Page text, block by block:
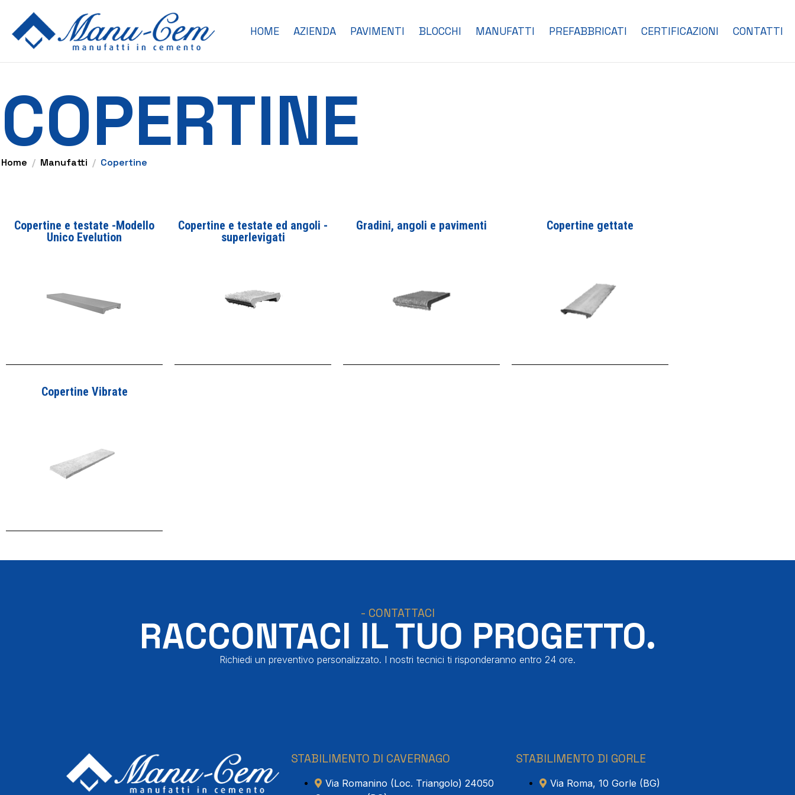
HOME AZIENDA PAVIMENTI BLOCCHI MANUFATTI PREFABBRICATI CERTIFICAZIONI CONTATTI
COPERTINE
Home Manufatti Copertine
Copertine e testate -Modello
Unico Evelution
Copertine e testate ed angoli -
superlevigati
Gradini, angoli e pavimenti Copertine gettate
Copertine Vibrate
- CONTATTACI
RACCONTACI IL TUO PROGETTO.
Richiedi un preventivo personalizzato. I nostri tecnici ti risponderanno entro 24 ore.
STABILIMENTO DI CAVERNAGO
Via Romanino (Loc. Triangolo) 24050
STABILIMENTO DI GORLE
Via Roma, 10 Gorle (BG)